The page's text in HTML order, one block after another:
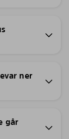
ner
går